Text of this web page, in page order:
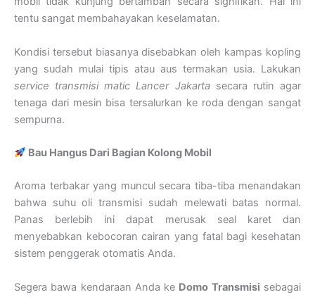
tentu sangat membahayakan keselamatan.
Kondisi tersebut biasanya disebabkan oleh kampas kopling
yang sudah mulai tipis atau aus termakan usia. Lakukan
service transmisi matic Lancer Jakartasecara rutin agar
tenaga dari mesin bisa tersalurkan ke roda dengan sangat
sempurna.
Bau Hangus Dari Bagian Kolong Mobil
Aroma terbakar yang muncul secara tiba-tiba menandakan
bahwa suhu oli transmisi sudah melewati batas normal.
Panas berlebih ini dapat merusak seal karet dan
menyebabkan kebocoran cairan yang fatal bagi kesehatan
sistem penggerak otomatis Anda.
Segera bawa kendaraan Anda ke Domo Transmisi sebagai